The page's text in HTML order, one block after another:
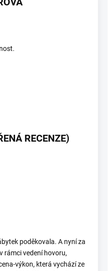
RECENZE)
poděkovala. A nyní za
rámci vedení hovoru,
výkon, která vychází ze